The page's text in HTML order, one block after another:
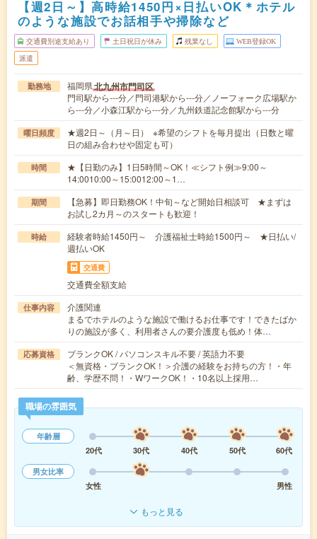
【週2日～】高時給1450円×日払いOK＊ホテル
のような施設でお話相手や掃除など
交通費別途支給あり 土日祝日が休み 残業なし WEB登録OK
派遣
勤務地 福岡県北九州市門司区
門司駅から---分／門司港駅から---分／ノーフォーク広場駅か
ら---分／小森江駅から---分／九州鉄道記念館駅から---分
曜日頻度
★週2日～（月～日） ※希望のシフトを毎月提出（日数と曜
日の組み合わせや固定も可）
時間
★【日勤のみ】1日5時間～OK！≪シフト例≫9:00～
14:0010:00～15:0012:00～1…
期間
【急募】即日勤務OK！中旬～など開始日相談可 ★まずは
お試し2カ月～のスタートも歓迎！
時給
経験者時給1450円～ 介護福祉士時給1500円～ ★日払い/
週払いOK
交通費
交通費全額支給
仕事内容
介護関連
まるでホテルのような施設で働けるお仕事です！できたばか
りの施設が多く、利用者さんの要介護度も低め！体…
応募資格
ブランクOK / パソコンスキル不要 / 英語力不要
＜無資格・ブランクOK！＞介護の経験をお持ちの方！・年
齢、学歴不問！・WワークOK！・10名以上採用…
職場の雰囲気
年齢層
20代
30代 40代 50代
60代
男女比率
女性
男性
もっと見る